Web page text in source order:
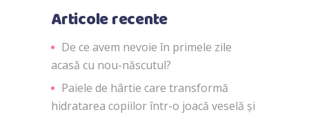
Articole recente
De ce avem nevoie în primele zile
acasă cu nou-născutul?
Paiele de hârtie care transformă
hidratarea copiilor într-o joacă veselă și